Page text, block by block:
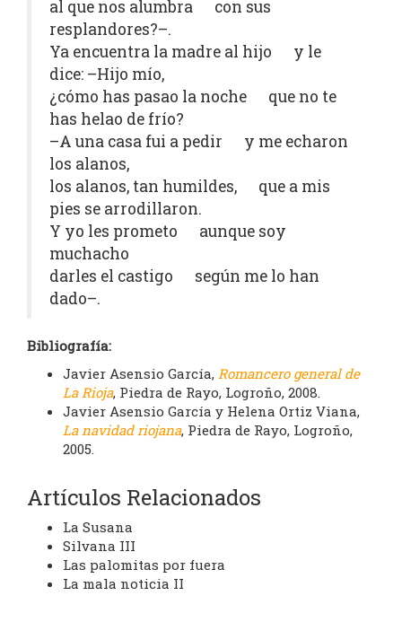
al que nos alumbra con sus
resplandores?–.
Ya encuentra la madre al hijo y le
dice: –Hijo mío,
¿cómo has pasao la noche que no te
has helao de frío?
–A una casa fui a pedir y me echaron
los alanos,
los alanos, tan humildes, que a mis
pies se arrodillaron.
Y yo les prometo aunque soy
muchacho
darles el castigo según me lo han
dado–.
Bibliografía:
Javier Asensio García, Romancero general de
La Rioja, Piedra de Rayo, Logroño, 2008.
Javier Asensio García y Helena Ortiz Viana,
La navidad riojana, Piedra de Rayo, Logroño,
2005.
Artículos Relacionados
La Susana
Silvana III
Las palomitas por fuera
La mala noticia II